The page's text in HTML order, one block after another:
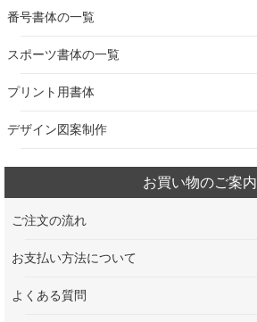
番号書体の一覧
スポーツ書体の一覧
プリント用書体
デザイン図案制作
お買い物のご案内
ご注文の流れ
お支払い方法について
よくある質問